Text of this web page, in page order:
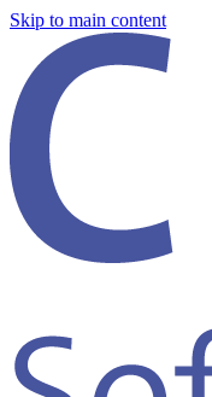
Skip to main content